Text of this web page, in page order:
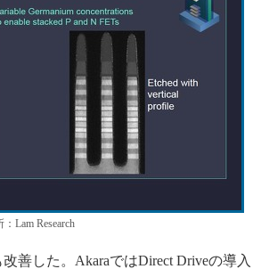
Lam Research
善した。AkaraではDirect Driveの導入